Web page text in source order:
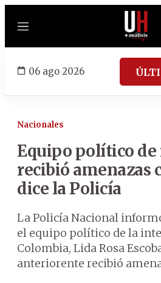
Menú
06 ago 2026
Nacionales
Equipo político
recibió amenazas
dice la Policía
La Policía Nacional
el equipo político de la
Colombia, Lida Rosa
anteriorente recibió